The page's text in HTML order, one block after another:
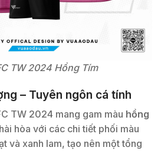
TW 2024 Hồng Tím
– Tuyên ngôn cá tính
TW 2024 mang gam màu hồng
hòa với các chi tiết phối màu
và xanh lam, tạo nên một tổng